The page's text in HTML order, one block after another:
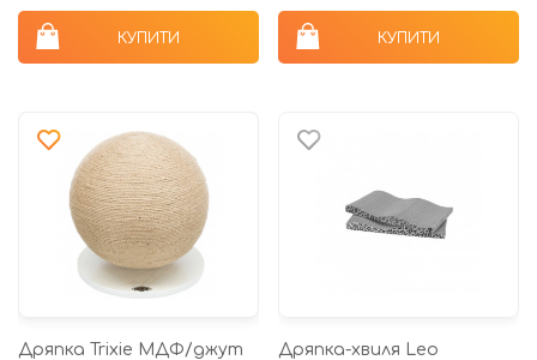
КУПИТИ КУПИТИ
Дряпка Trixie МДФ/джут
Дряпка-хвиля Leo